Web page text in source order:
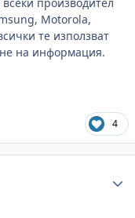
Motorola,
те използват
на информация.
4